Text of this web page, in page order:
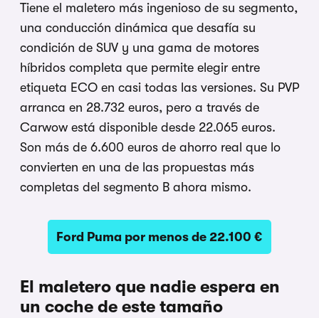
Tiene el maletero más ingenioso de su segmento,
una conducción dinámica que desafía su
condición de SUV y una gama de motores
híbridos completa que permite elegir entre
etiqueta ECO en casi todas las versiones. Su PVP
arranca en 28.732 euros, pero a través de
Carwow está disponible desde 22.065 euros.
Son más de 6.600 euros de ahorro real que lo
convierten en una de las propuestas más
completas del segmento B ahora mismo.
Ford Puma por menos de 22.100 €
El maletero que nadie espera en
un coche de este tamaño